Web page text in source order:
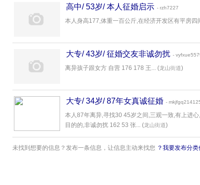
高中/ 53岁/ 本人征婚启示 - rzh7227
本人身高177,体重一百公斤,在经济开发区有平房
大专/ 43岁/ 征婚交友非诚勿扰 -
离异孩子跟女方 自营 176 178 王... (龙山街道)
大专/ 34岁/ 87年女真诚征婚 -
本人87年离异,寻找30 45岁之间,三观一致,有上进
目的的,非诚勿扰 162 53 张... (龙山街道)
未找到想要的信息？发布一条信息，让信息主动来找您 ？我要发布分类